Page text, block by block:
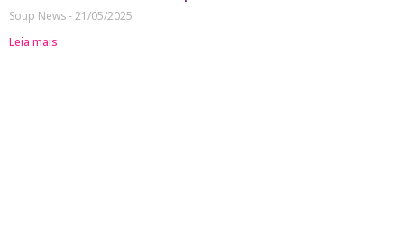
Soup News 21/05/2025
Leia mais